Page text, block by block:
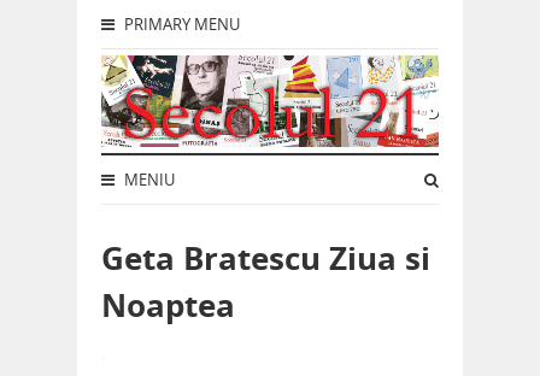
PRIMARY MENU
MENIU
Geta Bratescu Ziua si
Noaptea